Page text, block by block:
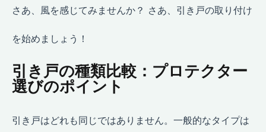
さあ、風を感じてみませんか？ さあ、引き戸の取り付け
を始めましょう！
引き戸の種類比較：プロテクター
選びのポイント
引き戸はどれも同じではありません。一般的なタイプは